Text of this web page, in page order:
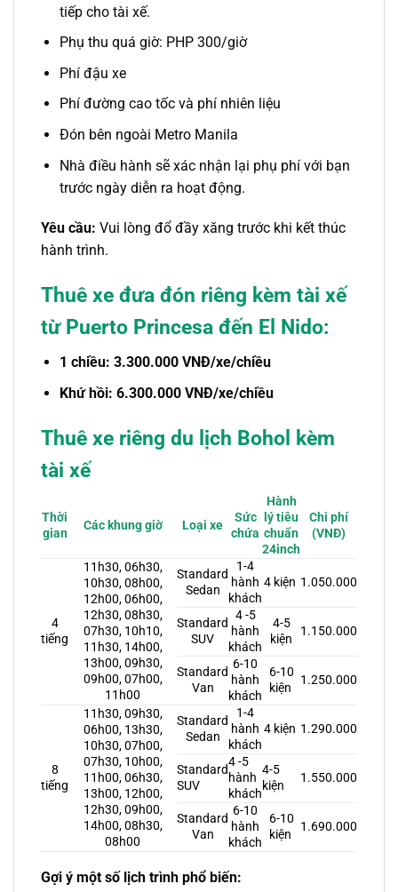
tiếp cho tài xế.
Phụ thu quá giờ: PHP 300/giờ
Phí đậu xe
Phí đường cao tốc và phí nhiên liệu
Đón bên ngoài Metro Manila
Nhà điều hành sẽ xác nhận lại phụ phí với bạn
trước ngày diễn ra hoạt động.
Yêu cầu: Vui lòng đổ đầy xăng trước khi kết thúc
hành trình.
Thuê xe đưa đón riêng kèm tài xế
từ Puerto Princesa đến El Nido:
1 chiều: 3.300.000 VNĐ/xe/chiều
Khứ hồi: 6.300.000 VNĐ/xe/chiều
Thuê xe riêng du lịch Bohol kèm
tài xế
Thời
gian
Các khung giờ Loại xe
Sức
chứa
Hành
lý tiêu
chuẩn
24inch
Chi phí
(VNĐ)
4
tiếng
11h30, 06h30,
10h30, 08h00,
12h00, 06h00,
12h30, 08h30,
07h30, 10h10,
11h30, 14h00,
13h00, 09h30,
09h00, 07h00,
11h00
Standard
Sedan
1-4
hành
khách
4 kiện 1.050.000
Standard
SUV
4 -5
hành
khách
4-5
kiện
1.150.000
Standard
Van
6-10
hành
khách
6-10
kiện
1.250.000
8
tiếng
11h30, 09h30,
06h00, 13h30,
10h30, 07h00,
07h30, 10h00,
11h00, 06h30,
13h00, 12h00,
12h30, 09h00,
14h00, 08h30,
08h00
Standard
Sedan
1-4
hành
khách
4 kiện 1.290.000
Standard
SUV
4 -5
hành
khách
4-5
kiện
1.550.000
Standard
Van
6-10
hành
khách
6-10
kiện
1.690.000
Gợi ý một số lịch trình phổ biến: